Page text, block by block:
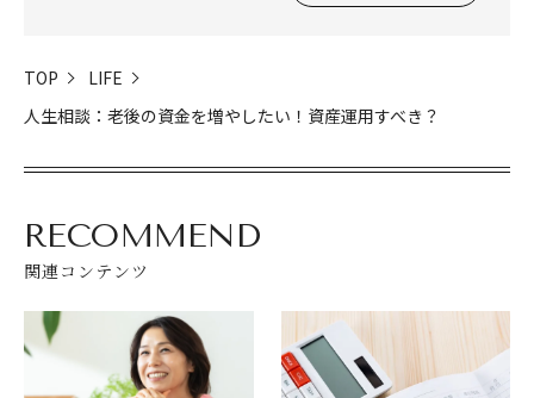
TOP
LIFE
人生相談：老後の資金を増やしたい！資産運用すべき？
RECOMMEND
関連コンテンツ